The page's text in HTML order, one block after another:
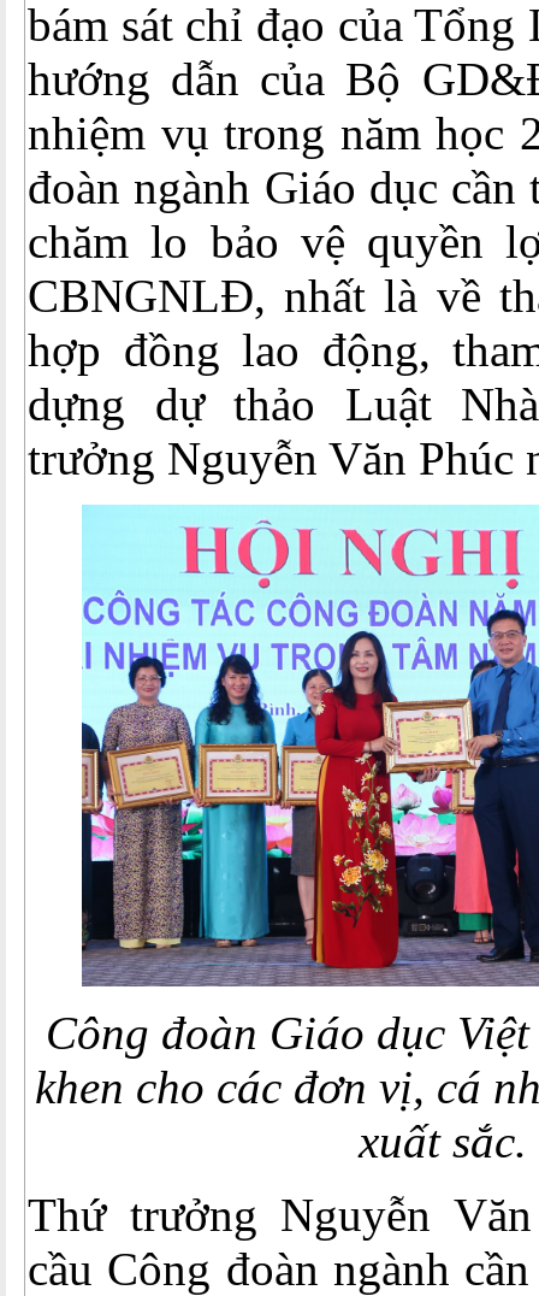
bám sát chỉ đạo của
hướng dẫn của Bộ
nhiệm vụ trong năm học
đoàn ngành Giáo dục
chăm lo bảo vệ quyền
CBNGNLĐ, nhất là về
hợp đồng lao động,
dựng dự thảo Luật
trưởng Nguyễn Văn Phúc
Công đoàn Giáo dục
khen cho các đơn vị, cá
xuất sắc.
Thứ trưởng Nguyễn
cầu Công đoàn ngành